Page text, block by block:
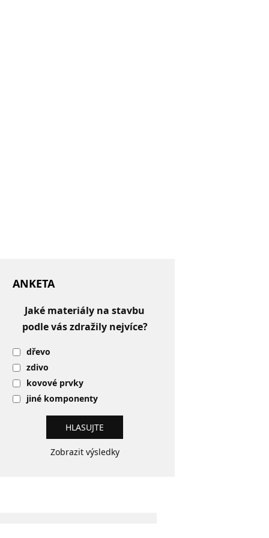
ANKETA
Jaké materiály na stavbu
podle vás zdražily nejvíce?
dřevo
zdivo
kovové prvky
jiné komponenty
Zobrazit výsledky